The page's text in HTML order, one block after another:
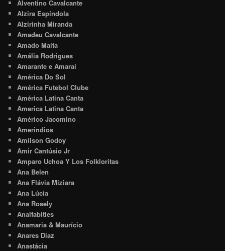
Alventino Cavalcante
Alzira Espíndola
Alzirinha Miranda
Amadeu Cavalcante
Amado Maita
Amália Rodrigues
Amarante e Amaraí
América Do Sol
América Futebol Clube
América Latina Canta
America Latina Canta
Américo Jacomino
Amerindios
Amilson Godoy
Amir Cantúsio Jr
Amparo Uchoa Y Los Folkloritas
Ana Belen
Ana Flávia Miziara
Ana Lúcia
Ana Rosely
Analfabitles
Anamaria & Maurício
Anares Diaz
Anastácia